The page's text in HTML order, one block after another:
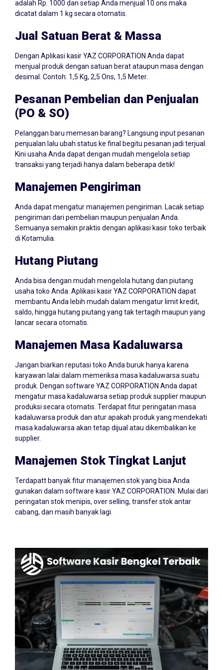
adalah Rp. 1000 dan setiap Anda menjual 10 ons maka
dicatat dalam 1 kg secara otomatis.
Jual Satuan Berat & Massa
Dengan Aplikasi kasir YAZ CORPORATION Anda dapat
menjual produk dengan satuan berat ataupun masa dengan
desimal. Contoh: 1,5 Kg, 2,5 Ons, 1,5 Meter.
Pesanan Pembelian dan Penjualan
(PO & SO)
Pelanggan baru memesan barang? Langsung input pesanan
penjualan lalu ubah status ke final begitu pesanan jadi terjual.
Kini usaha Anda dapat dengan mudah mengelola setiap
transaksi yang terjadi hanya dalam beberapa detik!
Manajemen Pengiriman
Anda dapat mengatur manajemen pengiriman. Lacak setiap
pengiriman dari pembelian maupun penjualan Anda.
Semuanya semakin praktis dengan aplikasi kasir toko terbaik
di Kotamulia.
Hutang Piutang
Anda bisa dengan mudah mengelola hutang dan piutang
usaha toko Anda. Aplikasi kasir YAZ CORPORATION dapat
membantu Anda lebih mudah dalam mengatur limit kredit,
saldo, hingga hutang piutang yang tak tertagih maupun yang
lancar secara otomatis.
Manajemen Masa Kadaluwarsa
Jangan biarkan reputasi toko Anda buruk hanya karena
karyawan lalai dalam memeriksa masa kadaluwarsa suatu
produk. Dengan software YAZ CORPORATION Anda dapat
mengatur masa kadaluwarsa setiap produk supplier maupun
produksi secara otomatis. Terdapat fitur peringatan masa
kadaluwarsa produk dan atur apakah produk yang mendekati
masa kadaluwarsa akan tetap dijual atau dikembalikan ke
supplier.
Manajemen Stok Tingkat Lanjut
Terdapatt banyak fitur manajemen stok yang bisa Anda
gunakan dalam software kasir YAZ CORPORATION. Mulai dari
peringatan stok menipis, over selling, transfer stok antar
cabang, dan masih banyak lagi.